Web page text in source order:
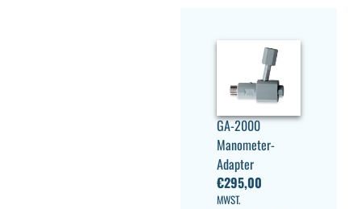
GA-2000
Manometer-
Adapter
€295,00
MWST.